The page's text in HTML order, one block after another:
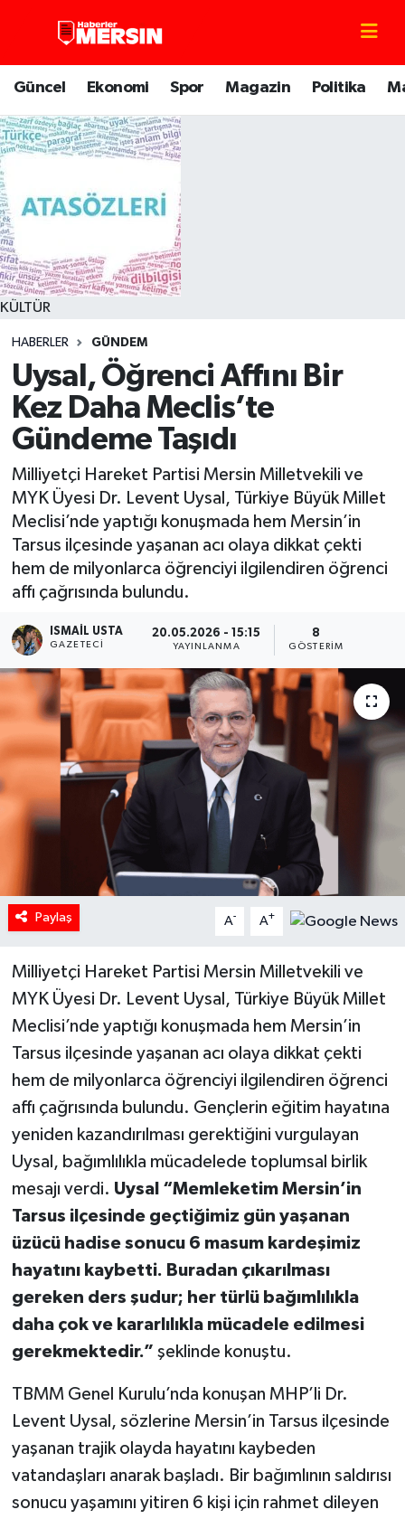
Güncel Ekonomi Spor Magazin Politika
KÜLTÜR
HABERLER GÜNDEM
Uysal, Öğrenci Affını Bir
Kez Daha Meclis’te
Gündeme Taşıdı
Milliyetçi Hareket Partisi Mersin Milletvekili ve
MYK Üyesi Dr. Levent Uysal, Türkiye Büyük Millet
Meclisi’nde yaptığı konuşmada hem Mersin’in
Tarsus ilçesinde yaşanan acı olaya dikkat çekti
hem de milyonlarca öğrenciyi ilgilendiren öğrenci
affı çağrısında bulundu.
ISMAIL USTA
GAZETECI
20.05.2026 - 15:15
YAYINLANMA
8
GÖSTERIM
Paylaş A- A+
Milliyetçi Hareket Partisi Mersin Milletvekili ve
MYK Üyesi Dr. Levent Uysal, Türkiye Büyük Millet
Meclisi’nde yaptığı konuşmada hem Mersin’in
Tarsus ilçesinde yaşanan acı olaya dikkat çekti
hem de milyonlarca öğrenciyi ilgilendiren öğrenci
affı çağrısında bulundu. Gençlerin eğitim hayatına
yeniden kazandırılması gerektiğini vurgulayan
Uysal, bağımlılıkla mücadelede toplumsal birlik
mesajı verdi. Uysal “Memleketim Mersin’in
Tarsus ilçesinde geçtiğimiz gün yaşanan
üzücü hadise sonucu 6 masum kardeşimiz
hayatını kaybetti. Buradan çıkarılması
gereken ders şudur; her türlü bağımlılıkla
daha çok ve kararlılıkla mücadele edilmesi
gerekmektedir.” şeklinde konuştu.
TBMM Genel Kurulu’nda konuşan MHP’li Dr.
Levent Uysal, sözlerine Mersin’in Tarsus ilçesinde
yaşanan trajik olayda hayatını kaybeden
vatandaşları anarak başladı. Bir bağımlının saldırısı
sonucu yaşamını yitiren 6 kişi için rahmet dileyen
Mersin Nöbetçi Eczaneler
Mersin Hava Durumu
Mersin Trafik Yoğunluk Haritası
Süper Lig Puan Durumu ve Fikstür
Tüm Manşetler
Son Dakika Haberleri
Haber Arşivi